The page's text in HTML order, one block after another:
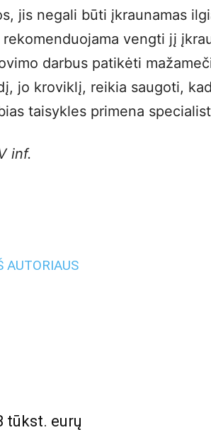
jis negali būti įkraunamas
vengti jį
darbus patikėti
jo kroviklį, reikia saugoti, kad
taisykles primena
inf.
AUTORIAUS
tūkst. eurų